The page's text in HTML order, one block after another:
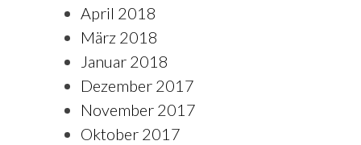
April 2018
März 2018
Januar 2018
Dezember 2017
November 2017
Oktober 2017